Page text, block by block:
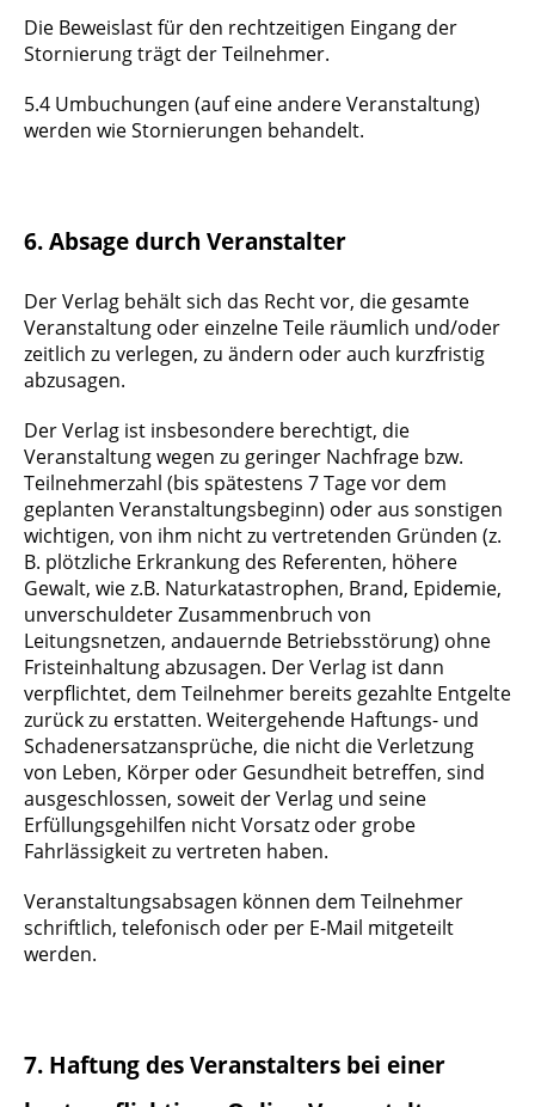
Die Beweislast für den rechtzeitigen Eingang der
Stornierung trägt der Teilnehmer.
5.4 Umbuchungen (auf eine andere Veranstaltung)
werden wie Stornierungen behandelt.
6. Absage durch Veranstalter
Der Verlag behält sich das Recht vor, die gesamte
Veranstaltung oder einzelne Teile räumlich und/oder
zeitlich zu verlegen, zu ändern oder auch kurzfristig
abzusagen.
Der Verlag ist insbesondere berechtigt, die
Veranstaltung wegen zu geringer Nachfrage bzw.
Teilnehmerzahl (bis spätestens 7 Tage vor dem
geplanten Veranstaltungsbeginn) oder aus sonstigen
wichtigen, von ihm nicht zu vertretenden Gründen (z.
B. plötzliche Erkrankung des Referenten, höhere
Gewalt, wie z.B. Naturkatastrophen, Brand, Epidemie,
unverschuldeter Zusammenbruch von
Leitungsnetzen, andauernde Betriebsstörung) ohne
Fristeinhaltung abzusagen. Der Verlag ist dann
verpflichtet, dem Teilnehmer bereits gezahlte Entgelte
zurück zu erstatten. Weitergehende Haftungs- und
Schadenersatzansprüche, die nicht die Verletzung
von Leben, Körper oder Gesundheit betreffen, sind
ausgeschlossen, soweit der Verlag und seine
Erfüllungsgehilfen nicht Vorsatz oder grobe
Fahrlässigkeit zu vertreten haben.
Veranstaltungsabsagen können dem Teilnehmer
schriftlich, telefonisch oder per E-Mail mitgeteilt
werden.
7. Haftung des Veranstalters bei einer